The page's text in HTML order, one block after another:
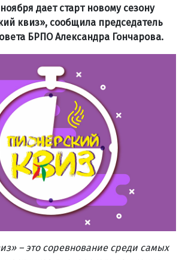
дает старт новому сезону
квиз», сообщила председатель
БРПО Александра Гончарова.
– это соревнование среди самых